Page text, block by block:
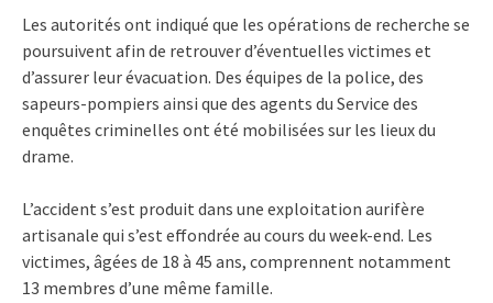
Les autorités ont indiqué que les opérations de recherche se
poursuivent afin de retrouver d’éventuelles victimes et
d’assurer leur évacuation. Des équipes de la police, des
sapeurs-pompiers ainsi que des agents du Service des
enquêtes criminelles ont été mobilisées sur les lieux du
drame.
L’accident s’est produit dans une exploitation aurifère
artisanale qui s’est effondrée au cours du week-end. Les
victimes, âgées de 18 à 45 ans, comprennent notamment
13 membres d’une même famille.